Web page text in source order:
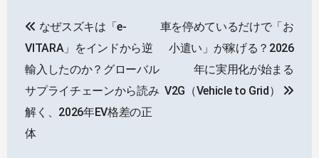
稿
ナ
ビ
ゲ
なぜスズキは「e-
VITARA」をインドから逆
輸入したのか？グローバル
サプライチェーンから読み
解く、2026年EV格差の正
体
車を停めているだけで「お
小遣い」が稼げる？2026
年に実用化が始まる
V2G（Vehicle to Grid）